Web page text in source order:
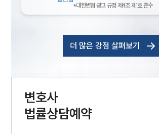
*대한변협 광고 규정 제4조 제1호 준수
더 많은 강점 살펴보기
변호사
법률상담예약